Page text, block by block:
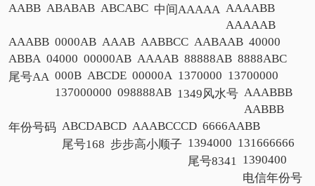
联系我们
AABB ABABAB ABCABC 中间AAAAA AAAABB
AAAAAB
AAABB 0000AB AAAB AABBCC AABAAB 40000
ABBA 04000 00000AB AAAAB 88888AB 8888ABC
尾号AA 000B ABCDE 00000A 1370000 13700000
137000000 098888AB 1349风水号 AAABBB
AABBB
年份号码 ABCDABCD AAABCCCD 6666AABB
尾号168 步步高小顺子 1394000 131666666
尾号8341
1390400
电信年份号